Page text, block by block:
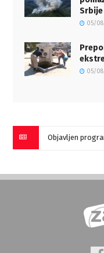
Srbije
05/
05/
Objavljen